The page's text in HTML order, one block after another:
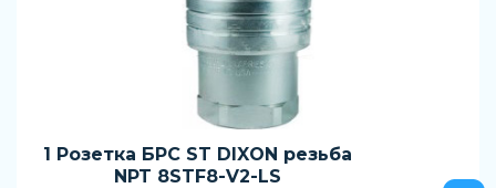
1 Розетка БРС ST DIXON резьба
NPT 8STF8-V2-LS